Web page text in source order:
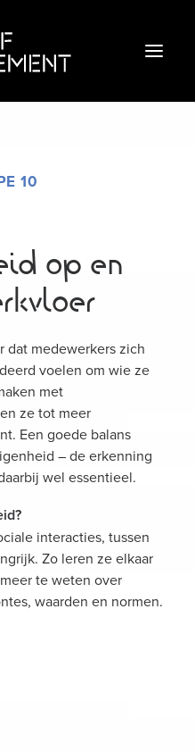
10
op en
dat medewerkers zich
voelen om wie ze
met
ze tot meer
Een goede balans
– de erkenning
wel essentieel.
interacties, tussen
Zo leren ze elkaar
te weten over
waarden en normen.